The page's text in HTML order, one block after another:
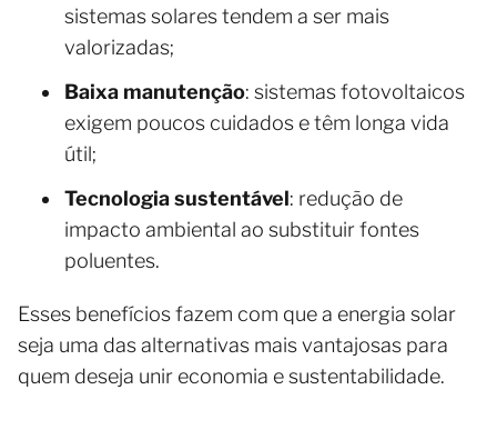
sistemas solares tendem a ser mais
valorizadas;
Baixa manutenção: sistemas fotovoltaicos
exigem poucos cuidados e têm longa vida
útil;
Tecnologia sustentável: redução de
impacto ambiental ao substituir fontes
poluentes.
Esses benefícios fazem com que a energia solar
seja uma das alternativas mais vantajosas para
quem deseja unir economia e sustentabilidade.